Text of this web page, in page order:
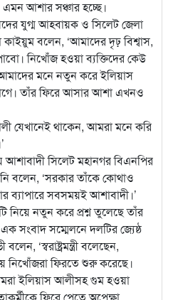
আশার সঞ্চার হচ্ছে।
যুগ্ম আহবায়ক ও সিলেট জেলা
বলেন, ‘আমাদের দৃঢ় বিশ্বাস,
নিখোঁজ হওয়া ব্যক্তিদের কেউ
মনে নতুন করে ইলিয়াস
তাঁর ফিরে আসার আশা এখনও
যেখানেই থাকেন, আমরা মনে করি
আশাবাদী সিলেট মহানগর বিএনপির
বলেন, ‘সরকার তাঁকে কোথাও
ব্যাপারে সবসময়ই আশাবাদী।’
নিয়ে নতুন করে প্রশ্ন তুলেছে তাঁর
সংবাদ সম্মেলনে দলটির জ্যেষ্ঠ
‘স্বরাষ্ট্রমন্ত্রী বলেছেন,
নিখোঁজরা ফিরতে শুরু করেছে।
আমরা ইলিয়াস আলীসহ গুম হওয়া